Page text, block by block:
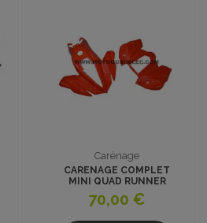
Carénage
CARENAGE COMPLET
MINI QUAD RUNNER
PYTHON
70,00 €